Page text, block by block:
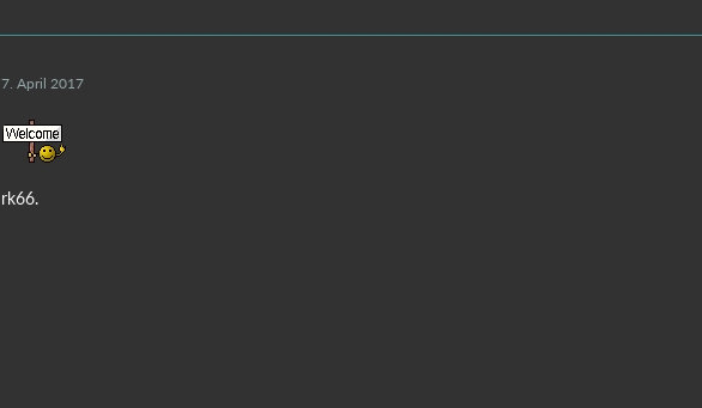
7. April 2017
rk66.